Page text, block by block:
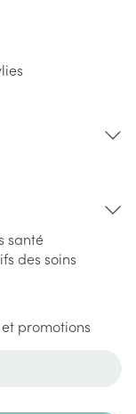
santé
des soins
promotions